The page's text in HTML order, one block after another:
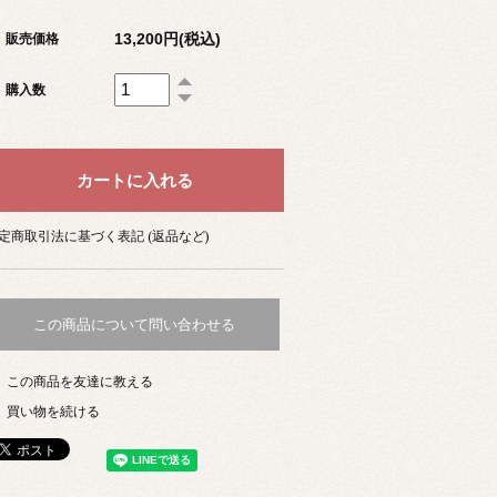
販売価格 13,200円(税込)
購入数
商取引法に基づく表記 (返品など)
この商品について問い合わせる
この商品を友達に教える
買い物を続ける